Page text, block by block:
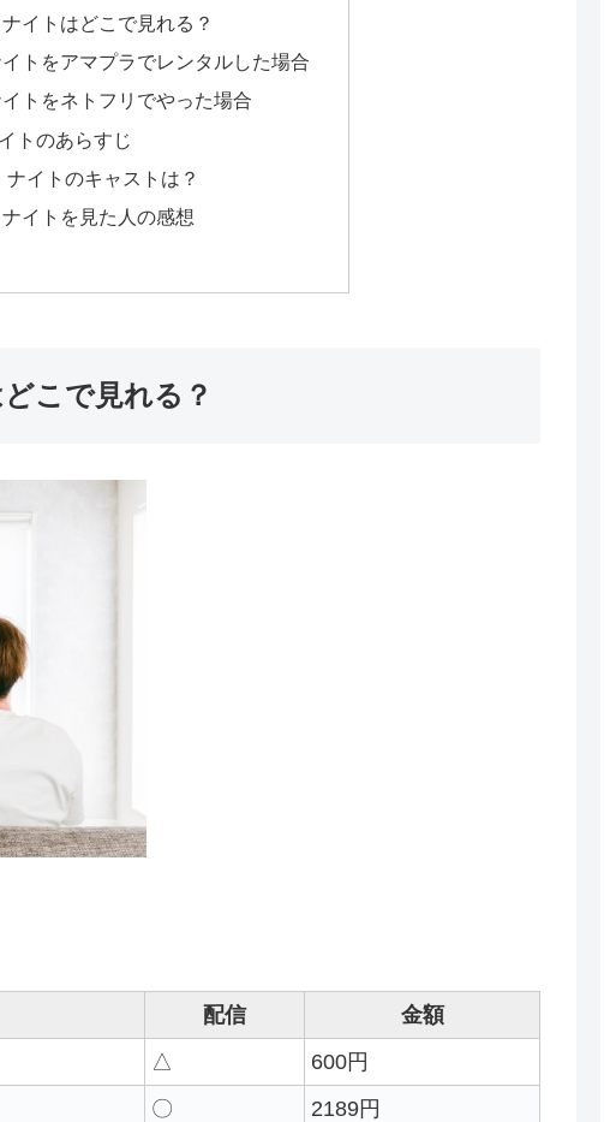
イトはどこで見れる？
トをアマプラでレンタルした場合
トをネトフリでやった場合
トのあらすじ
イトのキャストは？
イトを見た人の感想
こで見れる？
配信
金額
△
600円
〇
2189円